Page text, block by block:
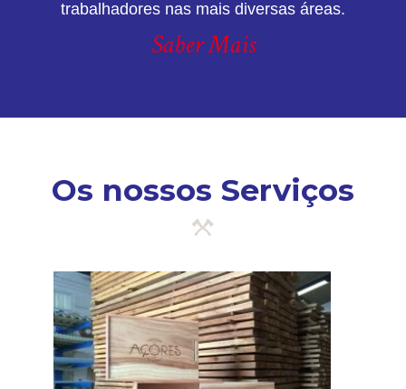
trabalhadores nas mais diversas áreas.
Saber Mais
Os nossos Serviços